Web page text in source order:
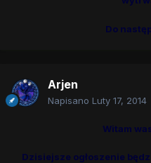
Do
Arjen
Napisano Luty 17, 2014
Witam
Dzisiejsze ogłoszenie